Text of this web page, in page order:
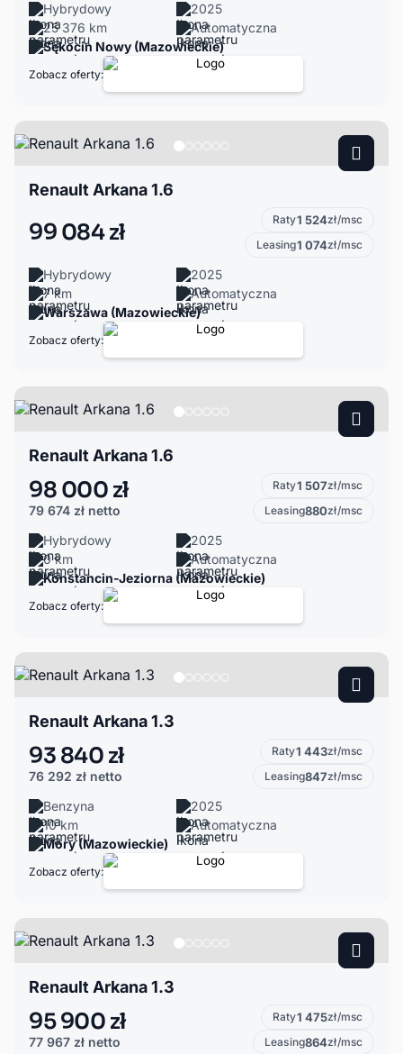
Hybrydowy
2025
25 376 km
Automatyczna
Sękocin Nowy (Mazowieckie)
Zobacz oferty:
Renault Arkana 1.6
99 084 zł Raty1 524zł/msc
Leasing1 074zł/msc
Hybrydowy
2025
7 km
Automatyczna
Warszawa (Mazowieckie)
Zobacz oferty:
Renault Arkana 1.6
98 000 zł
79 674 zł netto
Raty1 507zł/msc
Leasing880zł/msc
Hybrydowy
2025
0 km
Automatyczna
Konstancin-Jeziorna (Mazowieckie)
Zobacz oferty:
Renault Arkana 1.3
93 840 zł
76 292 zł netto
Raty1 443zł/msc
Leasing847zł/msc
Benzyna
2025
10 km
Automatyczna
Mory (Mazowieckie)
Zobacz oferty:
Renault Arkana 1.3
95 900 zł
77 967 zł netto
Raty1 475zł/msc
Leasing864zł/msc